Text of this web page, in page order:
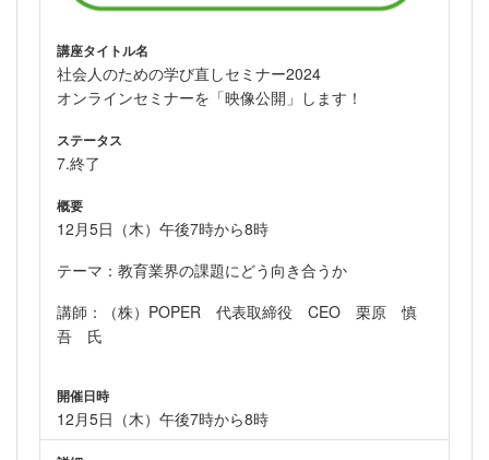
講座タイトル名
社会人のための学び直しセミナー2024
オンラインセミナーを「映像公開」します！
ステータス
7.終了
概要
12月5日（木）午後7時から8時
テーマ：教育業界の課題にどう向き合うか
講師：（株）POPER 代表取締役 CEO 栗原 慎
吾 氏
開催日時
12月5日（木）午後7時から8時